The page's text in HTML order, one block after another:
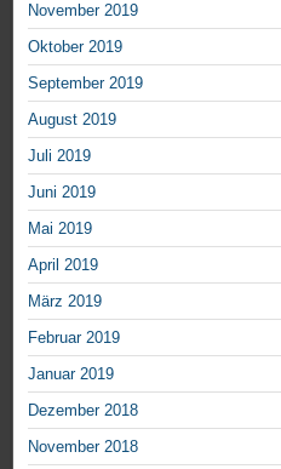
November 2019
Oktober 2019
September 2019
August 2019
Juli 2019
Juni 2019
Mai 2019
April 2019
März 2019
Februar 2019
Januar 2019
Dezember 2018
November 2018